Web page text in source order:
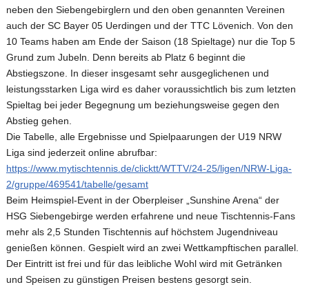
neben den Siebengebirglern und den oben genannten Vereinen
auch der SC Bayer 05 Uerdingen und der TTC Lövenich. Von den
10 Teams haben am Ende der Saison (18 Spieltage) nur die Top 5
Grund zum Jubeln. Denn bereits ab Platz 6 beginnt die
Abstiegszone. In dieser insgesamt sehr ausgeglichenen und
leistungsstarken Liga wird es daher voraussichtlich bis zum letzten
Spieltag bei jeder Begegnung um beziehungsweise gegen den
Abstieg gehen.
Die Tabelle, alle Ergebnisse und Spielpaarungen der U19 NRW
Liga sind jederzeit online abrufbar:
https://www.mytischtennis.de/clicktt/WTTV/24-25/ligen/NRW-Liga-
2/gruppe/469541/tabelle/gesamt
Beim Heimspiel-Event in der Oberpleiser „Sunshine Arena“ der
HSG Siebengebirge werden erfahrene und neue Tischtennis-Fans
mehr als 2,5 Stunden Tischtennis auf höchstem Jugendniveau
genießen können. Gespielt wird an zwei Wettkampftischen parallel.
Der Eintritt ist frei und für das leibliche Wohl wird mit Getränken
und Speisen zu günstigen Preisen bestens gesorgt sein.